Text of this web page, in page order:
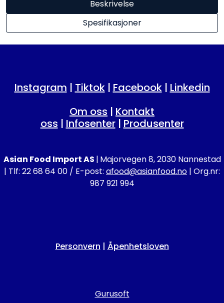
Beskrivelse
Spesifikasjoner
Instagram | Tiktok| Facebook| Linkedin
Om oss | Kontakt
oss | Infosenter| Produsenter
Asian Food Import AS | Majorvegen 8, 2030 Nannestad
| Tlf: 22 68 64 00 / E-post: afood@asianfood.no | Org.nr:
987 921 994
Personvern | Åpenhetsloven
Gurusoft